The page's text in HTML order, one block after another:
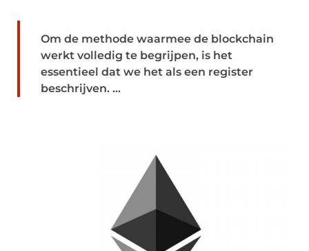
Om de methode waarmee de blockchain
werkt volledig te begrijpen, is het
essentieel dat we het als een register
beschrijven. ...